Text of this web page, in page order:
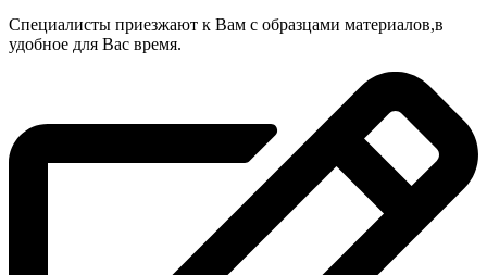
Специалисты приезжают к Вам с образцами материалов,в
удобное для Вас время.